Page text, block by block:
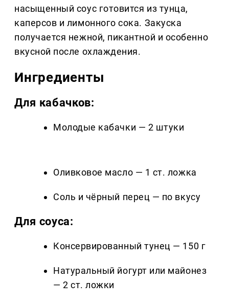
насыщенный соус готовится из тунца,
каперсов и лимонного сока. Закуска
получается нежной, пикантной и особенно
вкусной после охлаждения.
Ингредиенты
Для кабачков:
Молодые кабачки — 2 штуки
Оливковое масло — 1 ст. ложка
Соль и чёрный перец — по вкусу
Для соуса:
Консервированный тунец — 150 г
Натуральный йогурт или майонез
— 2 ст. ложки